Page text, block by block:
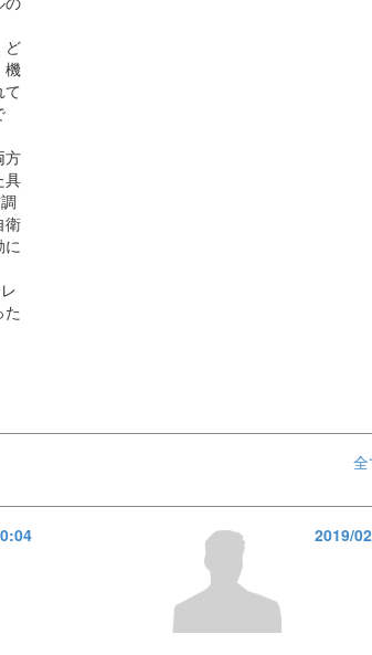
ど
機
て
方
具
衛
2019/